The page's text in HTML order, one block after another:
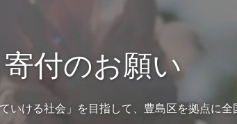
寄付のお願い
いける社会」を目指して、豊島区を拠点に